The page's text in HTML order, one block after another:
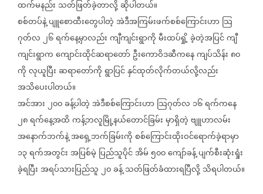
ထက်မနည်း သတ်ဖြတ်ခဲ့တာလို့ဆိုပါတယ်။
စစ်တပ်နဲ့ပျူစောထီးတွေပါတဲ့အဲဒီအကြမ်းဖက်စစ်ကြောင်းဟာသြ
ဂုတ်လ၂၆ရက်နေ့မှာလည်းကျီကျင်းရွာကိုမီးထပ်ရှို့ခဲ့တဲ့အပြင်ကျီ
ကျင်းရွာကကျောင်းထိုင်ဆရာတော်ဦးကောဝိဒဆီကနေကျပ်သိန်း၈၀
ကိုလုယူပြီးဆရာတော်ကိုရွာပြင်နှင်ထုတ်လိုက်တယ်လို့လည်း
အသိပေးပါတယ်။
အင်အား၂၀၀ခန့်ပါတဲ့အဲဒီစစ်ကြောင်းဟာသြဂုတ်လ ၁၆ရက်ကနေ
၂၈ရက်နေ့အထိကန့်ဘလူမြို့နယ်တောင်ခြမ်းမှာရှိတဲ့ဗျူဟာလမ်း
အနောက်ဘက်နဲ့အရှေ့ဘက်ခြမ်းကိုစစ်ကြောင်းထိုးဝင်ရောက်ခဲ့ရာမှာ
၁၃ရက်အတွင်းအပြစ်မဲ့ ပြည်သူပိုင်အိမ်၅၀၀ကျော်ခန့်ပျက်စီးဆုံးရှုံး
ခဲ့ရပြီးအရပ်သားပြည်သူ၂၀ခန့်သတ်ဖြတ်ခံထားရပြီလို့သိရပါတယ်။